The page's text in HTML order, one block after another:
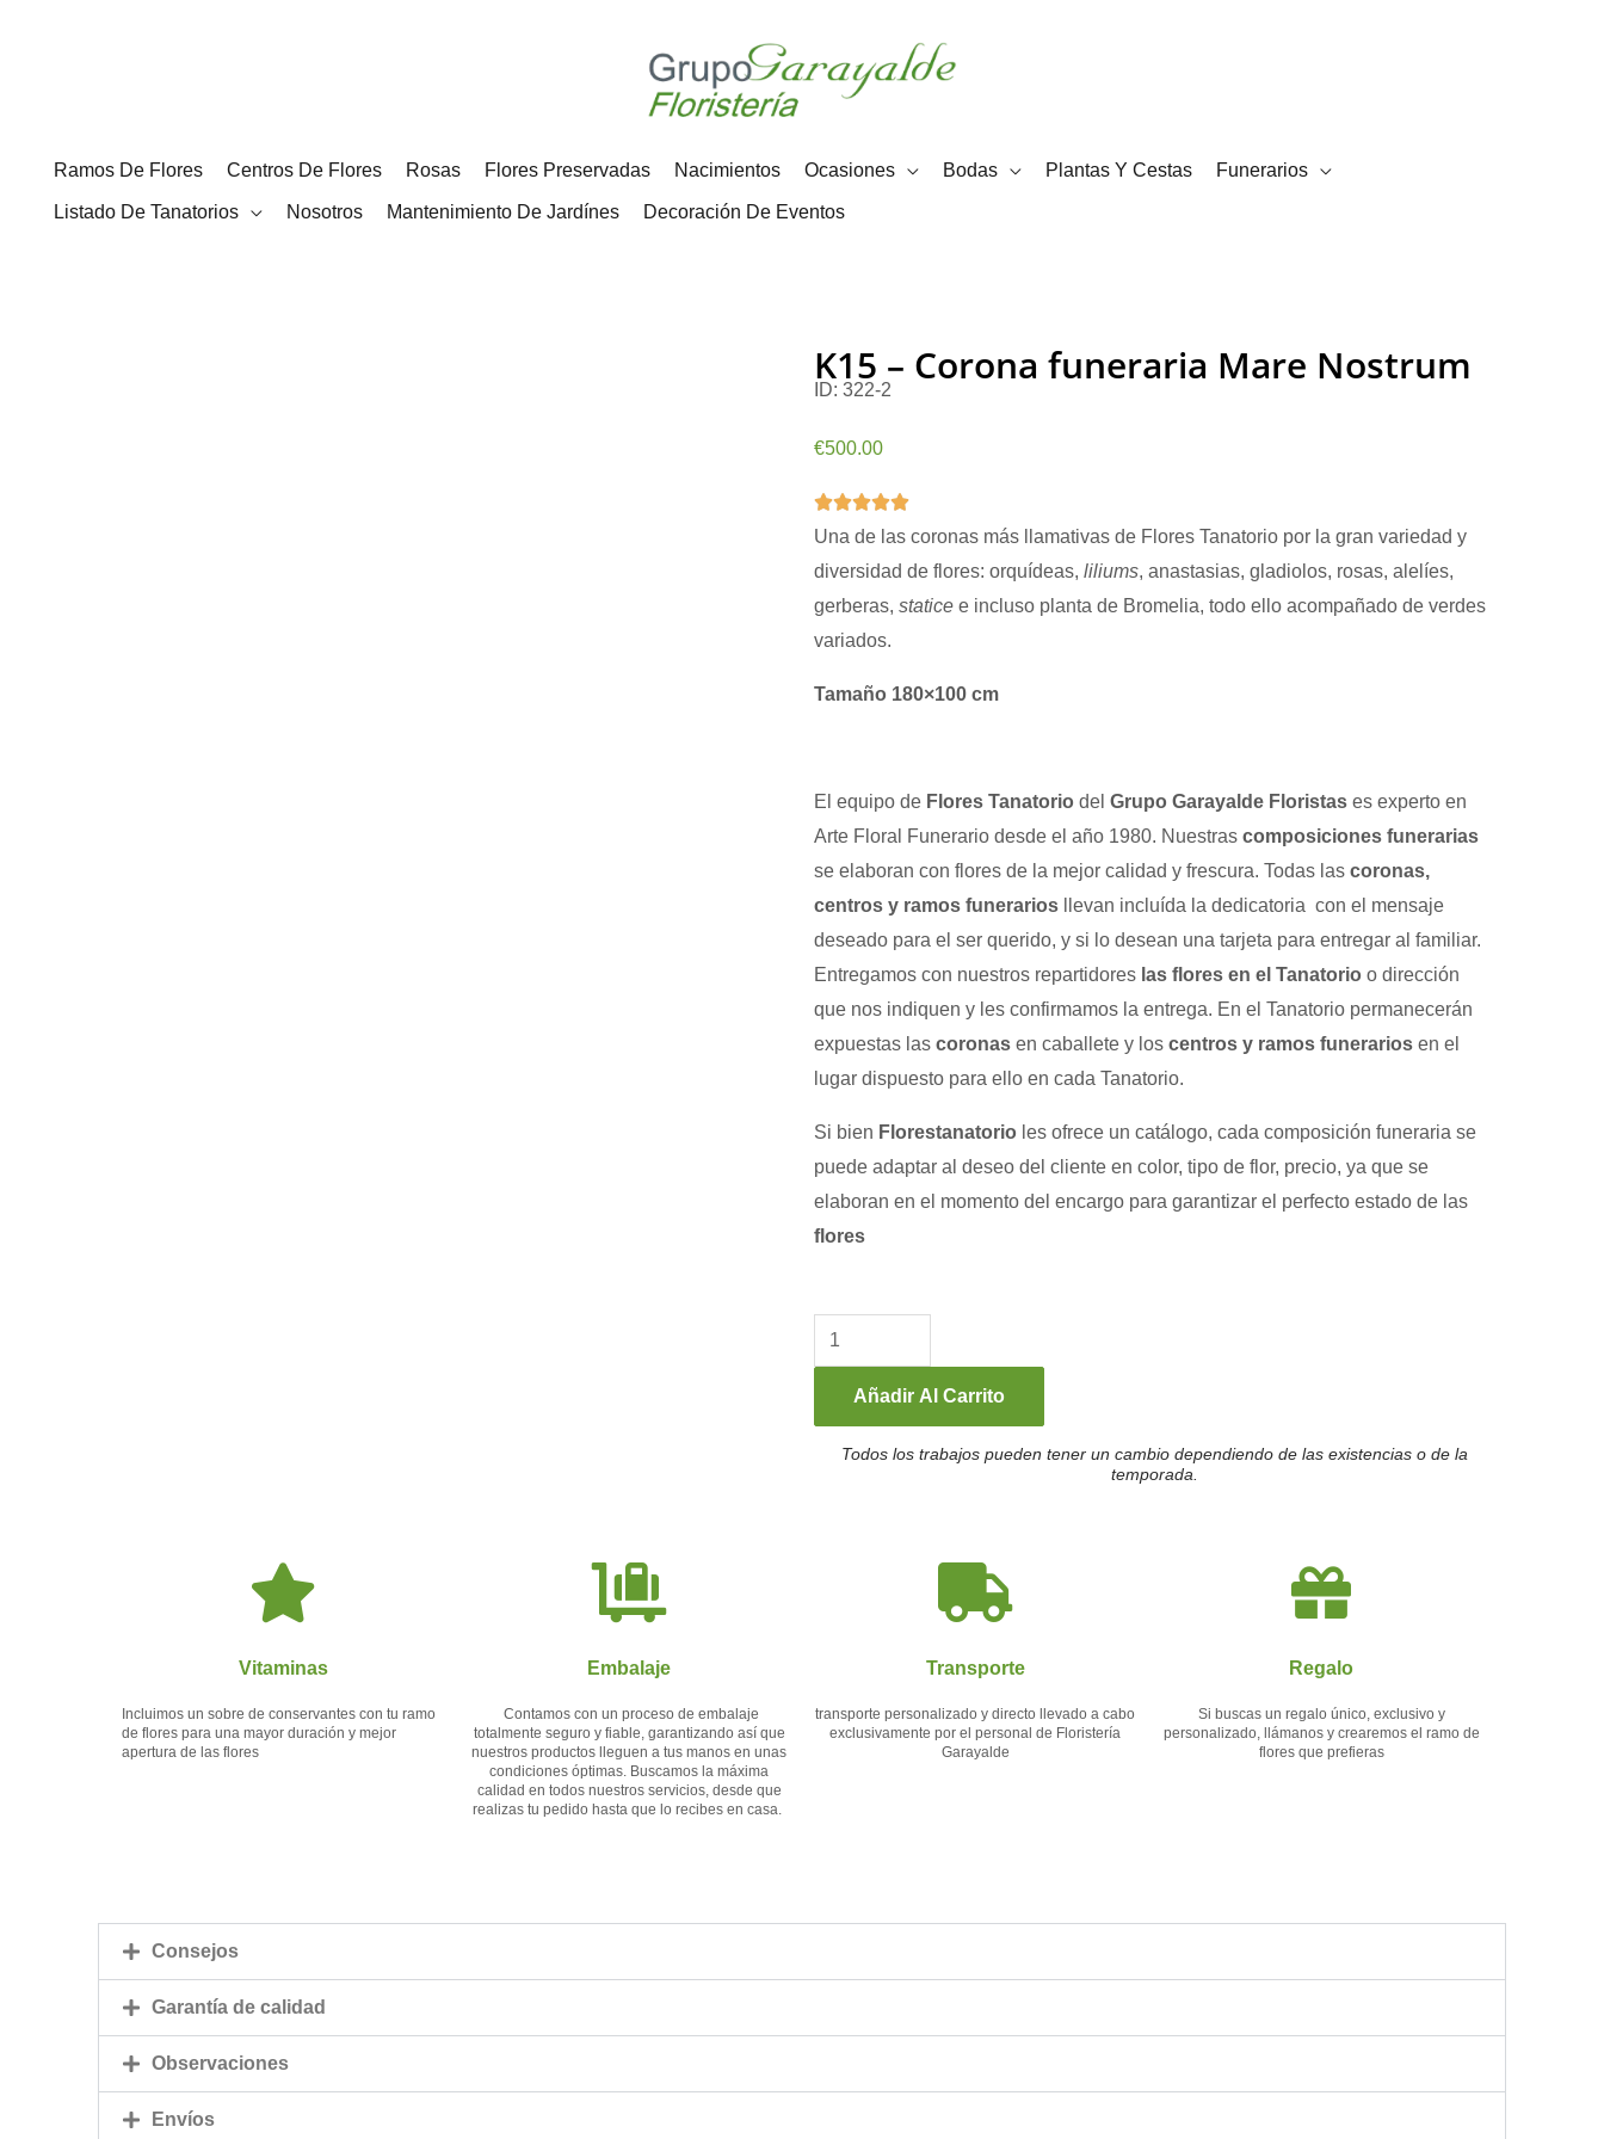
Ramos De Flores Centros De Flores Rosas Flores Preservadas Nacimientos Ocasiones Bodas Plantas Y Cestas Funerarios
Listado De Tanatorios Nosotros Mantenimiento De Jardínes Decoración De Eventos
K15 – Corona funeraria Mare Nostrum
ID: 322-2
€500.00
5/5
Una de las coronas más llamativas de Flores Tanatorio por la gran variedad y
diversidad de flores: orquídeas, liliums, anastasias, gladiolos, rosas, alelíes,
gerberas, statice e incluso planta de Bromelia, todo ello acompañado de verdes
variados.
Tamaño 180×100 cm
El equipo de Flores Tanatorio del Grupo Garayalde Floristas es experto en
Arte Floral Funerario desde el año 1980. Nuestras composiciones funerarias
se elaboran con flores de la mejor calidad y frescura. Todas las coronas,
centros y ramos funerarios llevan incluída la dedicatoria con el mensaje
deseado para el ser querido, y si lo desean una tarjeta para entregar al familiar.
Entregamos con nuestros repartidores las flores en el Tanatorio o dirección
que nos indiquen y les confirmamos la entrega. En el Tanatorio permanecerán
expuestas las coronas en caballete y los centros y ramos funerarios en el
lugar dispuesto para ello en cada Tanatorio.
Si bien Florestanatorio les ofrece un catálogo, cada composición funeraria se
puede adaptar al deseo del cliente en color, tipo de flor, precio, ya que se
elaboran en el momento del encargo para garantizar el perfecto estado de las
flores
funeraria
Mare
Nostrum
Añadir Al Carrito
Todos los trabajos pueden tener un cambio dependiendo de las existencias o de la
temporada.
Vitaminas
Incluimos un sobre de conservantes con tu ramo
de flores para una mayor duración y mejor
apertura de las flores
Embalaje
Contamos con un proceso de embalaje
totalmente seguro y fiable, garantizando así que
nuestros productos lleguen a tus manos en unas
condiciones óptimas. Buscamos la máxima
calidad en todos nuestros servicios, desde que
realizas tu pedido hasta que lo recibes en casa.
Transporte
transporte personalizado y directo llevado a cabo
exclusivamente por el personal de Floristería
Garayalde
Regalo
Si buscas un regalo único, exclusivo y
personalizado, llámanos y crearemos el ramo de
flores que prefieras
Consejos
Garantía de calidad
Observaciones
Envíos